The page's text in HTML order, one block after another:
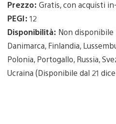
Prezzo: Gratis, con acquisti
PEGI: 12
Disponibilità: Non disponibile
Danimarca, Finlandia,
Polonia, Portogallo, Russia,
Ucraina (Disponibile dal 21